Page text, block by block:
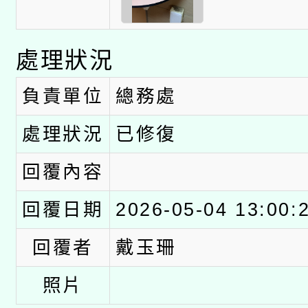
處理狀況
負責單位
總務處
處理狀況
已修復
回覆內容
回覆日期
2026-05-04
回覆者
戴玉珊
照片